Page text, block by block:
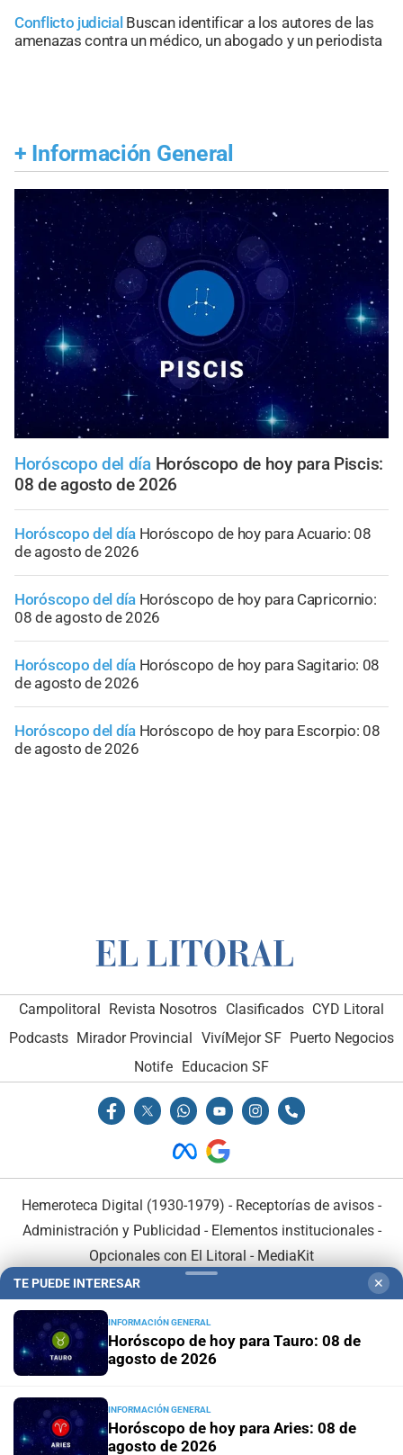
Conflicto judicial Buscan identificar a los autores de las
amenazas contra un médico, un abogado y un periodista
+ Información General
Horóscopo del día Horóscopo de hoy para Piscis:
08 de agosto de 2026
Horóscopo del día Horóscopo de hoy para Acuario: 08
de agosto de 2026
Horóscopo del día Horóscopo de hoy para Capricornio:
08 de agosto de 2026
Horóscopo del día Horóscopo de hoy para Sagitario: 08
de agosto de 2026
Horóscopo del día Horóscopo de hoy para Escorpio: 08
de agosto de 2026
Campolitoral Revista Nosotros Clasificados CYD Litoral
Podcasts Mirador Provincial VivíMejor SF Puerto Negocios
Notife
Educacion SF
Hemeroteca Digital (1930-1979) - Receptorías de avisos -
Administración y Publicidad - Elementos institucionales-
Opcionales con El Litoral - MediaKit
En Asociación con:
TE PUEDE INTERESAR ✕
INFORMACIÓN GENERAL
Horóscopo de hoy para Tauro: 08 de
agosto de 2026
INFORMACIÓN GENERAL
Horóscopo de hoy para Aries: 08 de
agosto de 2026